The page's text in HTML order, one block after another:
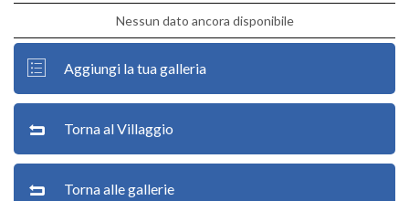
Aggiungi la tua galleria
Torna al Villaggio
Torna alle gallerie
Nessun dato ancora disponibile